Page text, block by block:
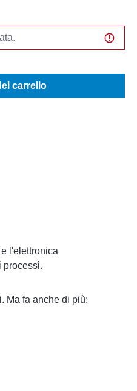
la quantità
carrello
l'elettronica
processi.
Ma fa anche di più: